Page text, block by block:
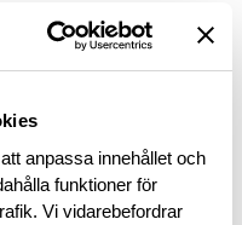
anpassa innehållet och
funktioner för
Vi vidarebefordrar